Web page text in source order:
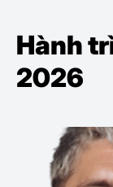
Hành
2026